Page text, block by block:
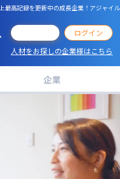
最高記録を更新中の成長企業！アジャ
ログイン
人材をお探しの企業様はこちら
企業